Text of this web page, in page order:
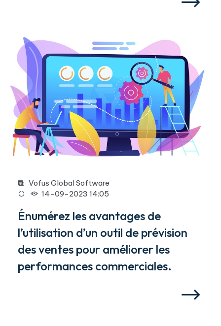
Vofus Global Software
14-09-2023 14:05
Énumérez les avantages de
l’utilisation d’un outil de prévision
des ventes pour améliorer les
performances commerciales.